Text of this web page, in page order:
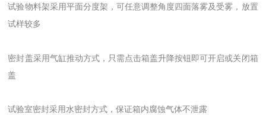
试验物料架采用平面分度架，可任意调整角度四面落雾及受雾，放置
试样较多
密封盖采用气缸推动方式，只需点击箱盖升降按钮即可开启或关闭箱
盖
试验室密封采用水密封方式，保证箱内腐蚀气体不泄露